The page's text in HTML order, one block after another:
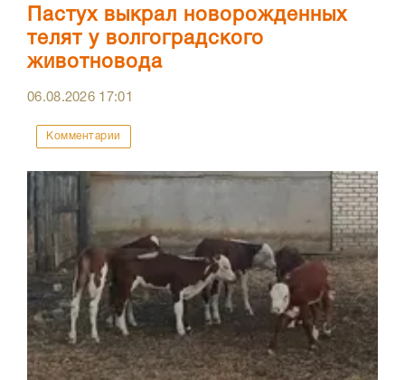
Пастух выкрал новорожденных
телят у волгоградского
животновода
06.08.2026 17:01
Комментарии